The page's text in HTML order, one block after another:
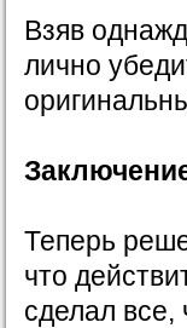
Взяв
лично
Теперь
что
сделал